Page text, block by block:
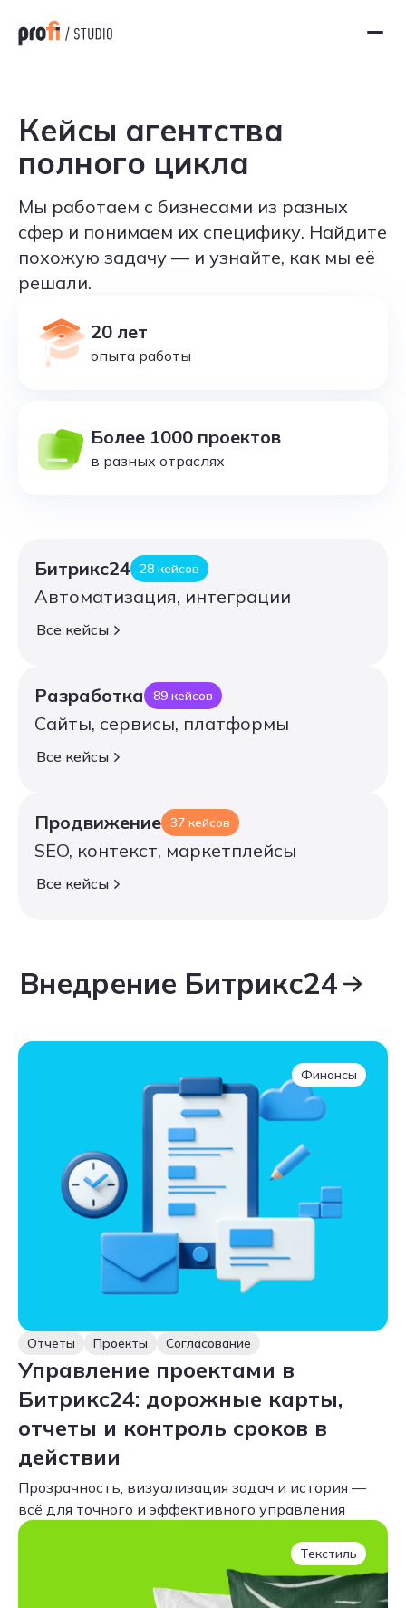
Кейсы агентства
полного цикла
Мы работаем с бизнесами из разных
сфер и понимаем их специфику. Найдите
похожую задачу — и узнайте, как мы её
решали.
20 лет
опыта работы
Более 1000 проектов
в разных отраслях
Битрикс24 28 кейсов
Автоматизация, интеграции
Все кейсы
Разработка 89 кейсов
Сайты, сервисы, платформы
Все кейсы
Продвижение 37 кейсов
SEO, контекст, маркетплейсы
Все кейсы
Внедрение Битрикс24
Финансы
Отчеты Проекты Согласование
Управление проектами в
Битрикс24: дорожные карты,
отчеты и контроль сроков в
действии
Прозрачность, визуализация задач и история —
всё для точного и эффективного управления
Текстиль